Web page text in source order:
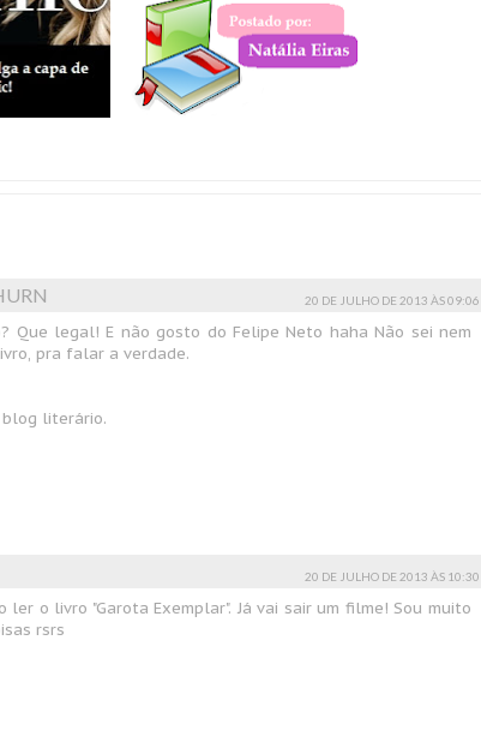
20 DE JULHO DE 2013 ÀS 09:06
Que legal! E não gosto do Felipe Neto haha Não sei nem
pra falar a verdade.
blog literário.
20 DE JULHO DE 2013 ÀS 10:30
ler o livro "Garota Exemplar". Já vai sair um filme! Sou muito
rsrs